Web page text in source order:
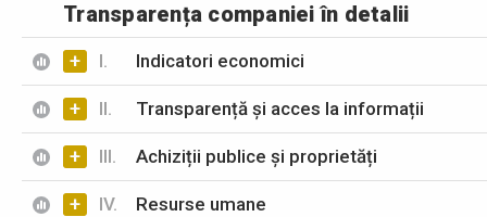
Transparența companiei în detalii
+ I. Indicatori economici
+ II. Transparență și acces la informații
+ III. Achiziții publice și proprietăți
+ IV. Resurse umane